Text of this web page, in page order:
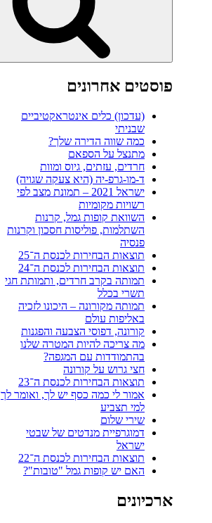
פוסטים אחרונים
(עדכון) כלים אינטראקטיביים
שבניתי
כמה שווה הדירה שלך?
מתנצל על הספאם
חרדים, עזתים, גיוס ומוות
ד-מו-גרפ-יה (היא צעקה שגויה)
ישראל 2021 – תמונת מצב לפי
רשויות מקומיות
השוואת קופות גמל, קרנות
השתלמות, פוליסות חסכון וקרנות
פנסיה
תוצאות הבחירות לכנסת ה־25
תוצאות הבחירות לכנסת ה־24
תמותה בקרב חרדים, ותמותת חגי
תשרי בכלל
תמותה מקורונה – היכונו לזכיה
באליפות עולם
קורונה, דפוסי הצבעה והפגנות
מה צריכה להיות המטרה שלנו
בהתמודדות עם המגפה?
חצי גרוש על קורונה
תוצאות הבחירות לכנסת ה־23
אמור לי כמה כסף יש לך, ואומר לך
למי תצביע
שירי שלום
דמוגרפיית מנדטים של שבטי
ישראל
תוצאות הבחירות לכנסת ה־22
האם יש קופות גמל "טובות"?
ארכיונים